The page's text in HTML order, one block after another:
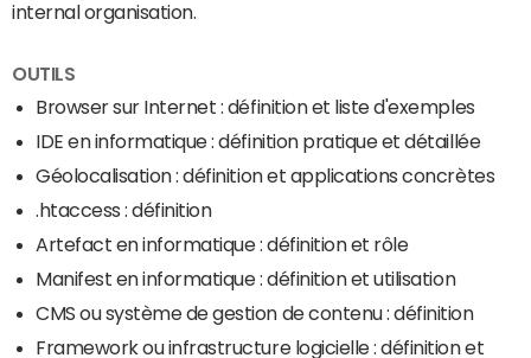
internal organisation.
OUTILS
Browser sur Internet : définition et liste d'exemples
IDE en informatique : définition pratique et détaillée
Géolocalisation : définition et applications concrètes
.htaccess : définition
Artefact en informatique : définition et rôle
Manifest en informatique : définition et utilisation
CMS ou système de gestion de contenu : définition
Framework ou infrastructure logicielle : définition et